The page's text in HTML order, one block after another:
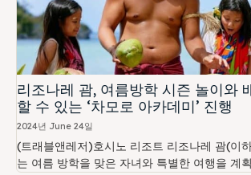
리조나레 괌, 여름방학 시즌 놀이와
할 수 있는 ‘차모로 아카데미’ 진행
2024년 June 24일
(트래블앤레저)호시노 리조트 리조나레 괌(이
는 여름 방학을 맞은 자녀와 특별한 여행을 계